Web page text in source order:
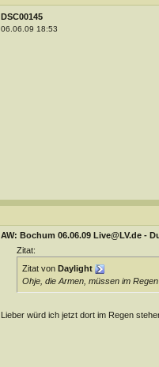
DSC00145
06.06.09 18:53
AW: Bochum 06.06.09 Live@LV.de -
Zitat:
Zitat von Daylight
Ohje, die Armen, müssen im Regen
Lieber würd ich jetzt dort im Regen